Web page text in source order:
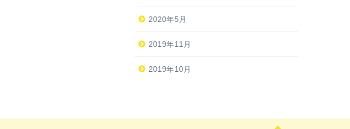
2020年5月
2019年11月
2019年10月